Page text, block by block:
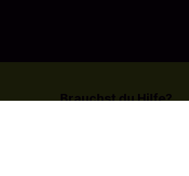
Brauchst du Hilfe?